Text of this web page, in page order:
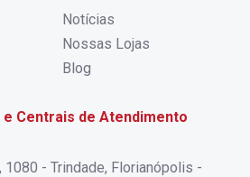
Notícias
Nossas Lojas
Blog
e Centrais de Atendimento
1080 - Trindade, Florianópolis -